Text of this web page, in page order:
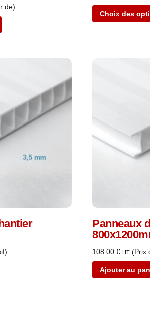
de)
Choix des
Panneaux
108.00 € HT (Prix
Ajouter au